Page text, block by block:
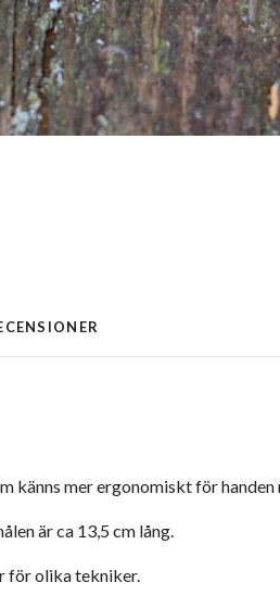
känns mer ergonomiskt för
är ca 13,5 cm lång.
för olika tekniker.